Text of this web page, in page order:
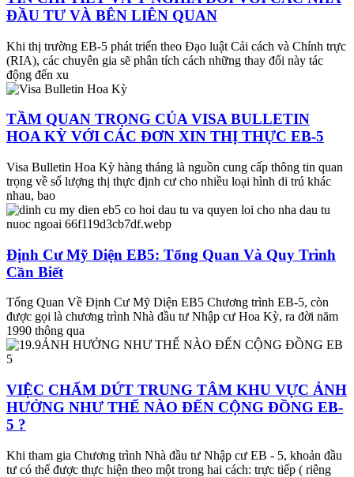
ĐẦU TƯ VÀ BÊN LIÊN QUAN
Khi thị trường EB-5 phát triển theo Đạo luật Cải cách và Chính trực
(RIA), các chuyên gia sẽ phân tích cách những thay đổi này tác
động đến xu
TẦM QUAN TRỌNG CỦA VISA BULLETIN
HOA KỲ VỚI CÁC ĐƠN XIN THỊ THỰC EB-5
Visa Bulletin Hoa Kỳ hàng tháng là nguồn cung cấp thông tin quan
trọng về số lượng thị thực định cư cho nhiều loại hình di trú khác
nhau, bao
Định Cư Mỹ Diện EB5: Tổng Quan Và Quy Trình
Cần Biết
Tổng Quan Về Định Cư Mỹ Diện EB5 Chương trình EB-5, còn
được gọi là chương trình Nhà đầu tư Nhập cư Hoa Kỳ, ra đời năm
1990 thông qua
VIỆC CHẤM DỨT TRUNG TÂM KHU VỰC ẢNH
HƯỞNG NHƯ THẾ NÀO ĐẾN CỘNG ĐỒNG EB-
5 ?
Khi tham gia Chương trình Nhà đầu tư Nhập cư EB - 5, khoản đầu
tư có thể được thực hiện theo một trong hai cách: trực tiếp ( riêng